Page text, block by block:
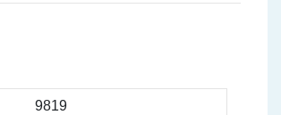
9819